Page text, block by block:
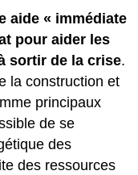
aide « immédiate
pour aider les
sortir de la crise.
la construction et
principaux
de se
des
des ressources